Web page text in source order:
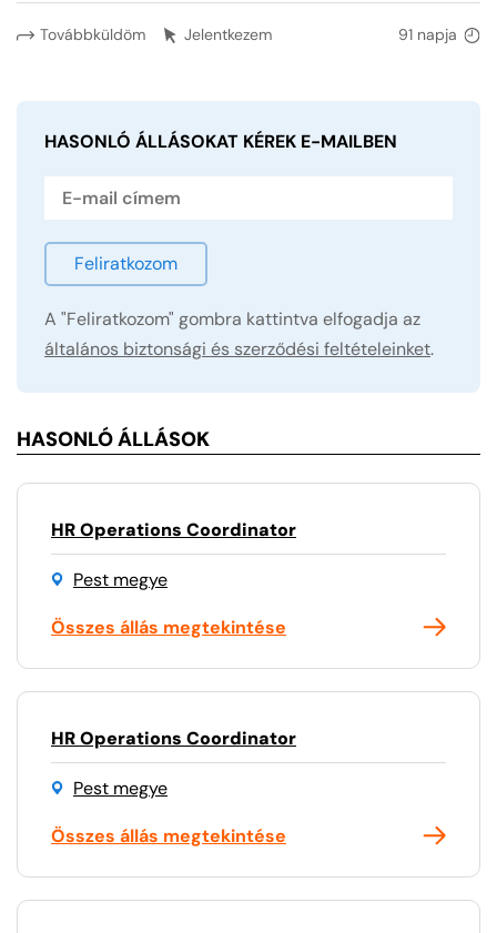
HASONLÓ ÁLLÁSOKAT KÉREK E-MAILBEN
Feliratkozom
A "Feliratkozom" gombra kattintva elfogadja az
általános biztonsági és szerződési feltételeinket.
HASONLÓ ÁLLÁSOK
HR Operations Coordinator
Pest megye
Összes állás megtekintése
HR Operations Coordinator
Pest megye
Összes állás megtekintése
Továbbküldöm Jelentkezem 91 napja